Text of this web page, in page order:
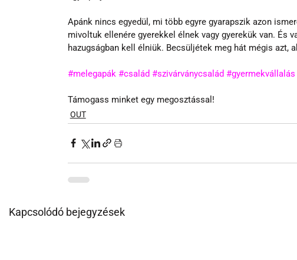
Apánk nincs egyedül, mi több egyre gyarapszik azon
mivoltuk ellenére gyerekkel élnek vagy gyerekük van. És
hazugságban kell élniük. Becsüljétek meg hát mégis azt,
#melegapák #család #szivárványcsalád #gyermekvállalás
Támogass minket egy megosztással!
OUT
Kapcsolódó bejegyzések